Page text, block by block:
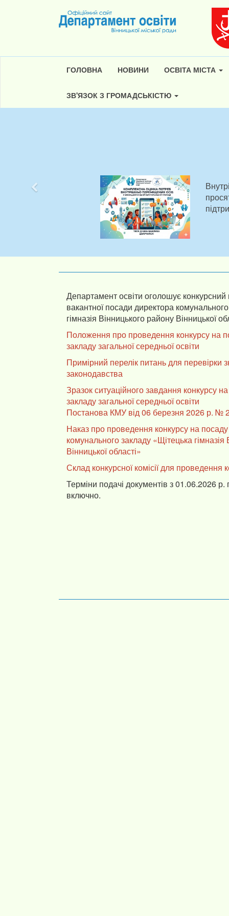
ГОЛОВНА НОВИНИ ОСВІТА МІСТА
ЗВ'ЯЗОК З ГРОМАДСЬКІСТЮ
Департамент освіти оголошує конкурсний
вакантної посади директора
гімназія Вінницького району Вінницької
Положення про проведення конкурсу на
закладу загальної середньої освіти
Примірний перелік питань для перевірки
законодавства
Зразок ситуаційного завдання конкурсу
закладу загальної середньої освіти
Постанова КМУ від 06 березня 2026 р. №
Наказ про проведення конкурсу на
комунального закладу «Щітецька
Вінницької області»
Склад конкурсної комісії для проведення
Терміни подачі документів з 01.06.2026
включно.